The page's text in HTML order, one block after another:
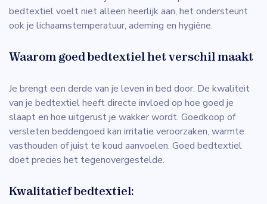
bedtextiel voelt niet alleen heerlijk aan, het ondersteunt
ook je lichaamstemperatuur, ademing en hygiëne.
Waarom goed bedtextiel het verschil maakt
Je brengt een derde van je leven in bed door. De kwaliteit
van je bedtextiel heeft directe invloed op hoe goed je
slaapt en hoe uitgerust je wakker wordt. Goedkoop of
versleten beddengoed kan irritatie veroorzaken, warmte
vasthouden of juist te koud aanvoelen. Goed bedtextiel
doet precies het tegenovergestelde.
Kwalitatief bedtextiel: